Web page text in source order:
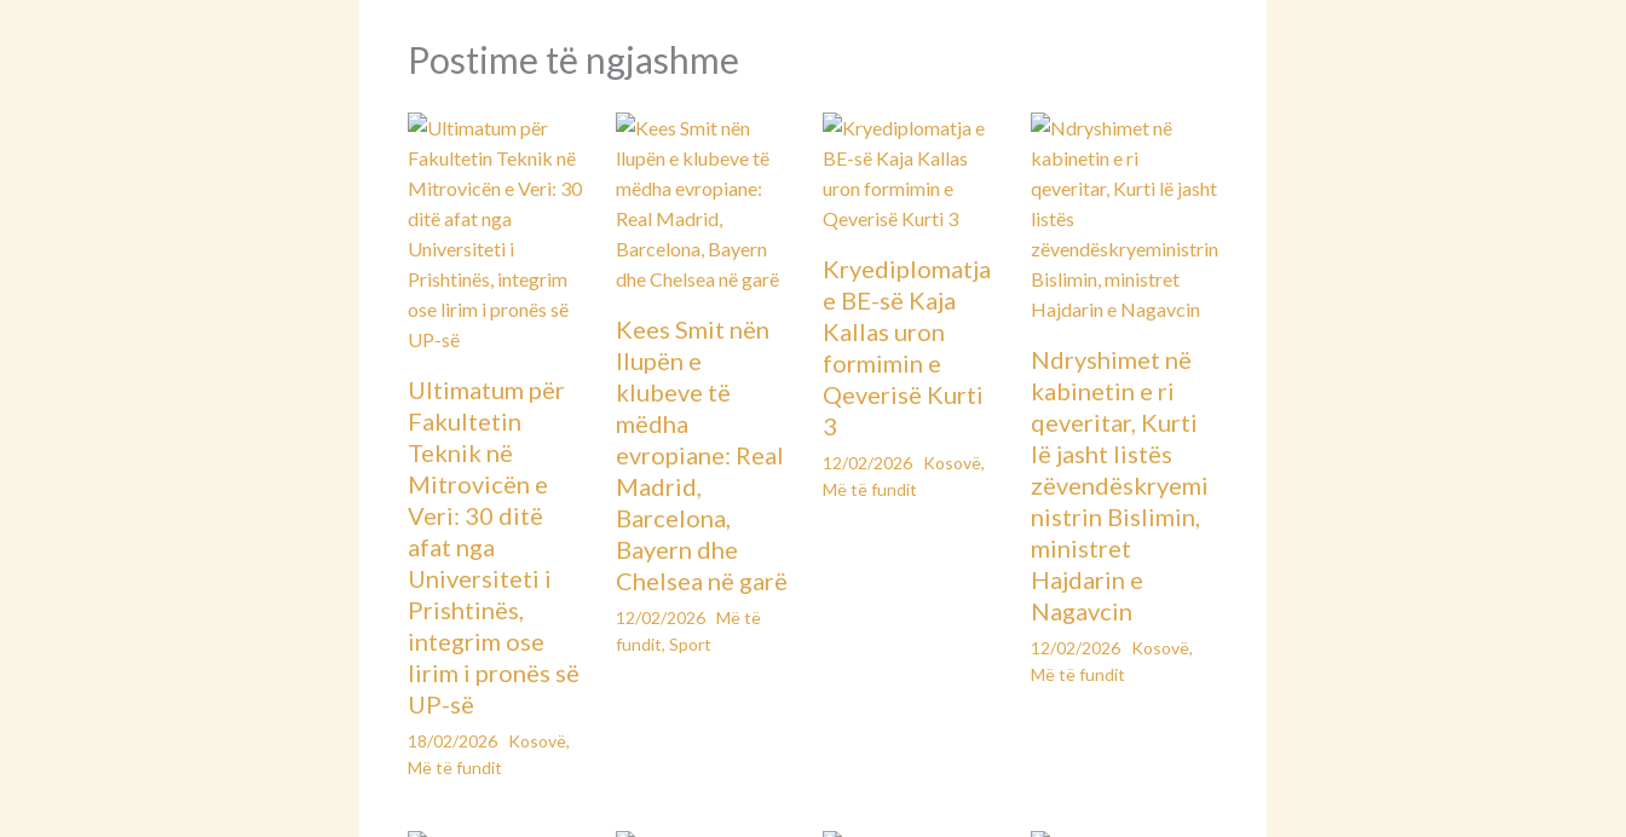
Postime të ngjashme
Ultimatum për
Fakultetin
Teknik në
Mitrovicën e
Veri: 30 ditë
afat nga
Universiteti i
Prishtinës,
integrim ose
lirim i pronës së
UP-së
18/02/2026 Kosovë,
Më të fundit
Kees Smit nën
llupën e
klubeve të
mëdha
evropiane: Real
Madrid,
Barcelona,
Bayern dhe
Chelsea në garë
12/02/2026 Më të
fundit, Sport
Kryediplomatja
e BE-së Kaja
Kallas uron
formimin e
Qeverisë Kurti
3
12/02/2026 Kosovë,
Më të fundit
Ndryshimet në
kabinetin e ri
qeveritar, Kurti
lë jasht listës
zëvendëskryemi
nistrin Bislimin,
ministret
Hajdarin e
Nagavcin
12/02/2026 Kosovë,
Më të fundit